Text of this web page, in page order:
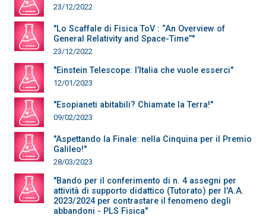
23/12/2022
"Lo Scaffale di Fisica ToV : “An Overview of
General Relativity and Space-Time”"
23/12/2022
"Einstein Telescope: l’Italia che vuole esserci"
12/01/2023
"Esopianeti abitabili? Chiamate la Terra!"
09/02/2023
"Aspettando la Finale: nella Cinquina per il Premio
Galileo!"
28/03/2023
"Bando per il conferimento di n. 4 assegni per
attività di supporto didattico (Tutorato) per l'A.A.
2023/2024 per contrastare il fenomeno degli
abbandoni - PLS Fisica"